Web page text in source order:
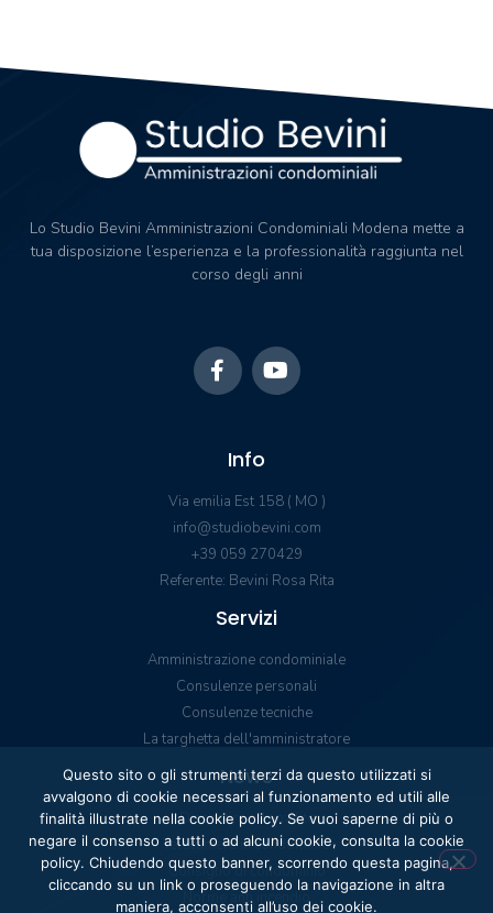
Lo Studio Bevini Amministrazioni Condominiali Modena mette a
tua disposizione l’esperienza e la professionalità raggiunta nel
corso degli anni
Info
Via emilia Est 158 ( MO )
info@studiobevini.com
+39 059 270429
Referente: Bevini Rosa Rita
Servizi
Amministrazione condominiale
Consulenze personali
Consulenze tecniche
La targhetta dell'amministratore
News
Dissentire ad una lite
Telecamere in condominio
Consiglio di condominio
Norme anti incendio
Questo sito o gli strumenti terzi da questo utilizzati si
avvalgono di cookie necessari al funzionamento ed utili alle
finalità illustrate nella cookie policy. Se vuoi saperne di più o
negare il consenso a tutti o ad alcuni cookie, consulta la cookie
policy. Chiudendo questo banner, scorrendo questa pagina,
cliccando su un link o proseguendo la navigazione in altra
maniera, acconsenti all’uso dei cookie.